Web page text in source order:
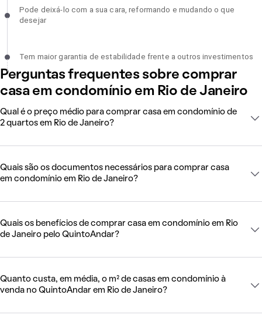
Pode deixá-lo com a sua cara, reformando e mudando o que
desejar, incompleto
Pode deixá-lo com a sua cara, reformando e mudando o que
desejar
Tem maior garantia de estabilidade frente a outros investimentos,
incompleto
Tem maior garantia de estabilidade frente a outros investimentos
Perguntas frequentes sobre comprar
casa em condomínio em Rio de Janeiro
Qual é o preço médio para comprar casa em condomínio de
2 quartos em Rio de Janeiro?
Quais são os documentos necessários para comprar casa
em condomínio em Rio de Janeiro?
Quais os benefícios de comprar casa em condomínio em Rio
de Janeiro pelo QuintoAndar?
Quanto custa, em média, o m² de casas em condomínio à
venda no QuintoAndar em Rio de Janeiro?